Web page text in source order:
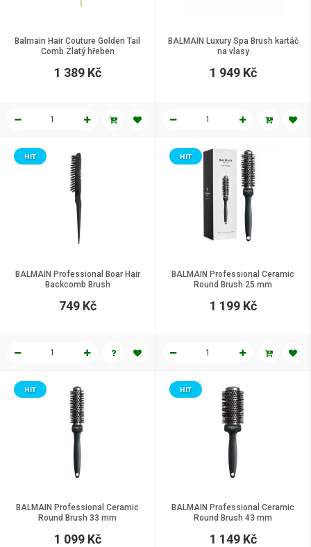
Balmain Hair Couture Golden Tail
Comb Zlatý hřeben
1 389 Kč
BALMAIN Luxury Spa Brush kartáč
na vlasy
1 949 Kč
BALMAIN Professional Boar Hair
Backcomb Brush
HIT
749 Kč
BALMAIN Professional Ceramic
Round Brush 25 mm
HIT
1 199 Kč
BALMAIN Professional Ceramic
Round Brush 33 mm
HIT
1 099 Kč
BALMAIN Professional Ceramic
Round Brush 43 mm
HIT
1 149 Kč